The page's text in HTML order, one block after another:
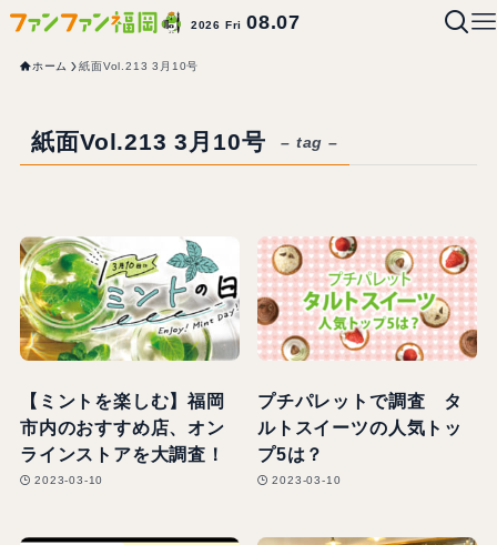
2026 Fri08.07
ホーム 紙面Vol.213 3月10号
紙面Vol.213 3月10号 – tag –
【ミントを楽しむ】福岡
市内のおすすめ店、オン
ラインストアを大調査！
2023-03-10
プチパレットで調査 タ
ルトスイーツの人気トッ
プ5は？
2023-03-10